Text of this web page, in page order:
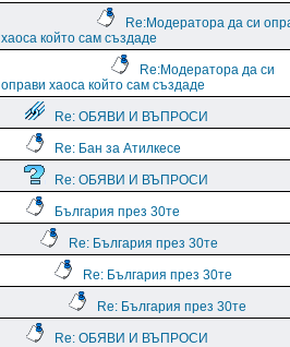
Re:Модератора да си
хаоса който сам създаде
Re:Модератора да си
оправи хаоса който сам създаде
Re: ОБЯВИ И ВЪПРОСИ
Re: Бан за Атилкесе
Re: ОБЯВИ И ВЪПРОСИ
България през 30те
Re: България през 30те
Re: България през 30те
Re: България през 30те
Re: ОБЯВИ И ВЪПРОСИ